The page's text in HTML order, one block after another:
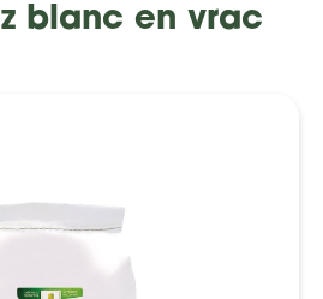
blanc en vrac